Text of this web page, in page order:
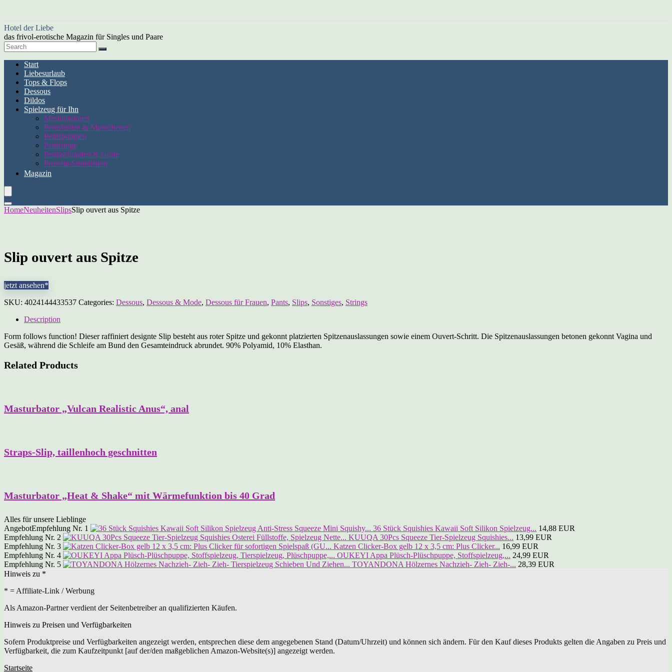
Hotel der Liebe
das frivol-erotische Magazin für Singles und Paare
Start
Liebesurlaub
Tops & Flops
Dessous
Dildos
Spielzeug für Ihn
Masturbatoren
Penishüllen & Manschetten
Penispumpen
Penisringe
Penisschlaufen & Gurte
Prostata-Stimulation
Magazin
HomeNeuheitenSlipsSlip ouvert aus Spitze
Slip ouvert aus Spitze
jetzt ansehen*
SKU: 4024144433537 Categories: Dessous, Dessous & Mode, Dessous für Frauen, Pants, Slips, Sonstiges, Strings
Description
Form follows function! Dieser raffiniert designte Slip besteht aus roter Spitze und gekonnt platzierten Spitzenauslassungen sowie einem Ouvert-Schritt. Die Spitzenauslassungen betonen gekonnt Vagina und
Gesäß, während die Schleife am Bund den Gesamteindruck abrundet. 90% Polyamid, 10% Elasthan.
Related Products
Masturbator „Vulcan Realistic Anus“, anal
Straps-Slip, taillenhoch geschnitten
Masturbator „Heat & Shake“ mit Wärmefunktion bis 40 Grad
Alles für unsere Lieblinge
AngebotEmpfehlung Nr. 1 36 Stück Squishies Kawaii Soft Silikon Spielzeug... 14,88 EUR
Empfehlung Nr. 2
KUUQA 30Pcs Squeeze Tier-Spielzeug Squishies... 13,99 EUR
Empfehlung Nr. 3
Katzen Clicker-Box gelb 12 x 3,5 cm: Plus Clicker... 16,99 EUR
Empfehlung Nr. 4
OUKEYI Appa Plüsch-Plüschpuppe, Stoffspielzeug,... 24,99 EUR
Empfehlung Nr. 5
TOYANDONA Hölzernes Nachzieh- Zieh- Zieh-... 28,39 EUR
Hinweis zu *
* = Affiliate-Link / Werbung
Als Amazon-Partner verdient der Seitenbetreiber an qualifizierten Käufen.
Hinweis zu Preisen und Verfügbarkeiten
Sofern Produktpreise und Verfügbarkeiten angezeigt werden, entsprechen diese dem angegebenen Stand (Datum/Uhrzeit) und können sich ändern. Für den Kauf dieses Produkts gelten die Angaben zu Preis und
Verfügbarkeit, die zum Kaufzeitpunkt [auf der/den maßgeblichen Amazon-Website(s)] angezeigt werden.
Startseite